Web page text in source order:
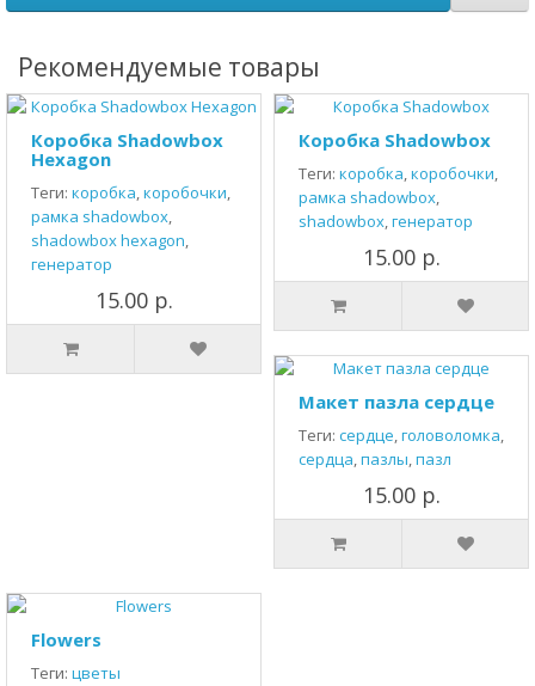
Рекомендуемые товары
Коробка Shadowbox
Hexagon
Теги: коробка,коробочки,
рамка shadowbox,
shadowbox hexagon,
генератор
15.00 р.
Коробка Shadowbox
Теги: коробка,коробочки,
рамка shadowbox,
shadowbox,генератор
15.00 р.
Макет пазла сердце
Теги: сердце,головоломка,
сердца,пазлы,пазл
15.00 р.
Flowers
Теги: цветы